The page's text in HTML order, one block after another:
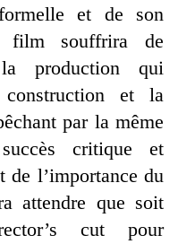
et de son
film souffrira de
production qui
et la
par la même
critique et
de l’importance du
attendre que soit
cut pour